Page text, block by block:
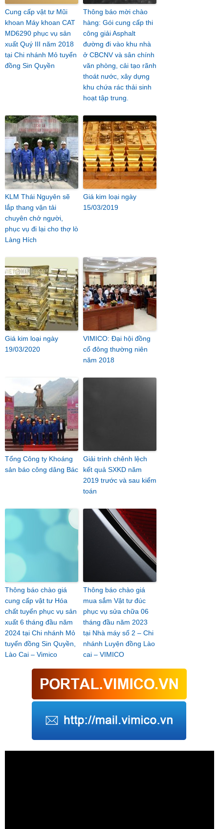
Cung cấp vật tư Mũi
khoan Máy khoan CAT
MD6290 phục vụ sản
xuất Quý III năm 2018
tại Chi nhánh Mỏ tuyển
đồng Sin Quyền
Thông báo mời chào
hàng: Gói cung cấp thi
công giải Asphalt
đường đi vào khu nhà
ở CBCNV và sân chính
văn phòng, cải tạo rãnh
thoát nước, xây dựng
khu chứa rác thải sinh
hoạt tập trung.
KLM Thái Nguyên sẽ
lắp thang vận tải
chuyên chở người,
phục vụ đi lại cho thợ lò
Làng Hích
Giá kim loại ngày
15/03/2019
Giá kim loại ngày
19/03/2020
VIMICO: Đại hội đồng
cổ đông thường niên
năm 2018
Tổng Công ty Khoáng
sản báo công dâng Bác
Giải trình chênh lệch
kết quả SXKD năm
2019 trước và sau kiểm
toán
Thông báo chào giá
cung cấp vật tư Hóa
chất tuyển phục vụ sản
xuất 6 tháng đầu năm
2024 tại Chi nhánh Mỏ
tuyển đồng Sin Quyền,
Lào Cai – Vimico
Thông báo chào giá
mua sắm Vật tư đúc
phục vụ sửa chữa 06
tháng đầu năm 2023
tại Nhà máy số 2 – Chi
nhánh Luyện đồng Lào
cai – VIMICO
Trình